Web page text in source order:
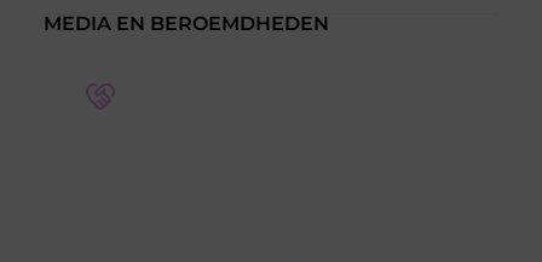
MEDIA EN BEROEMDHEDEN